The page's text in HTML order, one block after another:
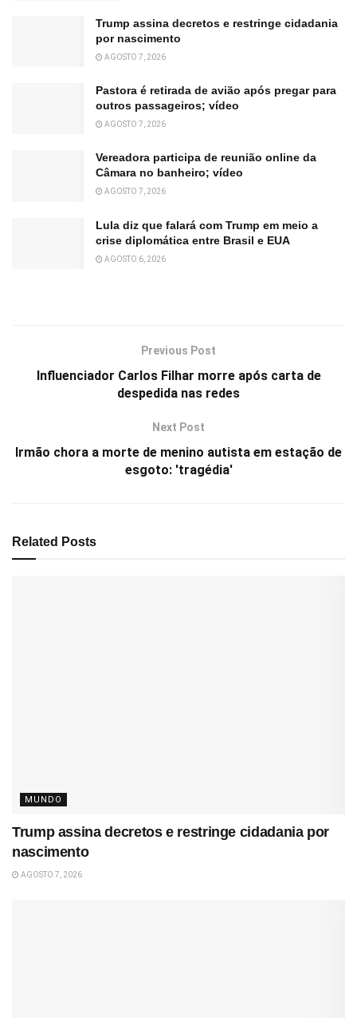
Trump assina decretos e restringe cidadania
por nascimento
Pastora é retirada de avião após pregar para
outros passageiros; vídeo
Vereadora participa de reunião online da
Câmara no banheiro; vídeo
Lula diz que falará com Trump em meio a
crise diplomática entre Brasil e EUA
Previous Post
Influenciador Carlos Filhar morre após carta de
Next Post
Irmão chora a morte de menino autista em estação de
Related
Trump assina decretos e restringe cidadania por
nascimento